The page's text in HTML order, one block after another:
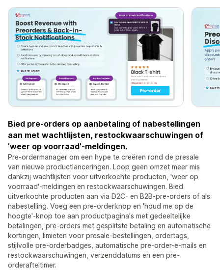
Bied pre-orders op aanbetaling of nabestellingen
aan met wachtlijsten, restockwaarschuwingen of
'weer op voorraad'-meldingen.
Pre-ordermanager om een hype te creëren rond de presale
van nieuwe productlanceringen. Loop geen omzet meer mis
dankzij wachtlijsten voor uitverkochte producten, 'weer op
voorraad'-meldingen en restockwaarschuwingen. Bied
uitverkochte producten aan via D2C- en B2B-pre-orders of als
nabestelling. Voeg een pre-orderknop en 'houd me op de
hoogte'-knop toe aan productpagina's met gedeeltelijke
betalingen, pre-orders met gesplitste betaling en automatische
kortingen, limieten voor presale-bestellingen, ordertags,
stijlvolle pre-orderbadges, automatische pre-order-e-mails en
restockwaarschuwingen, verzenddatums en een pre-
orderafteltimer.